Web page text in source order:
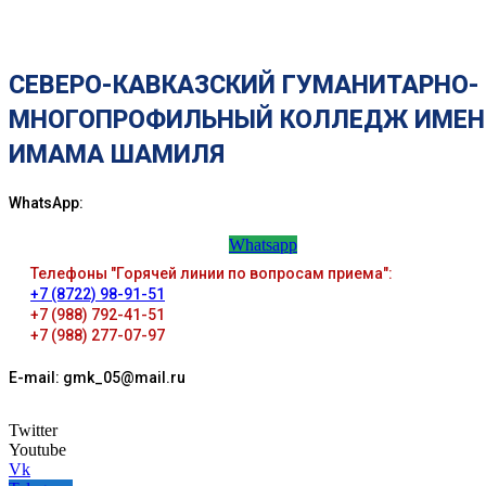
СЕВЕРО-КАВКАЗСКИЙ ГУМАНИТАРНО-
МНОГОПРОФИЛЬНЫЙ КОЛЛЕДЖ
ИМАМА ШАМИЛЯ
WhatsApp:
Whatsapp
Телефоны "Горячей линии по вопросам приема":
+7 (8722) 98-91-51
+7 (988) 792-41-51
+7 (988) 277-07-97
E-mail: gmk_05@mail.ru
Twitter
Youtube
Vk